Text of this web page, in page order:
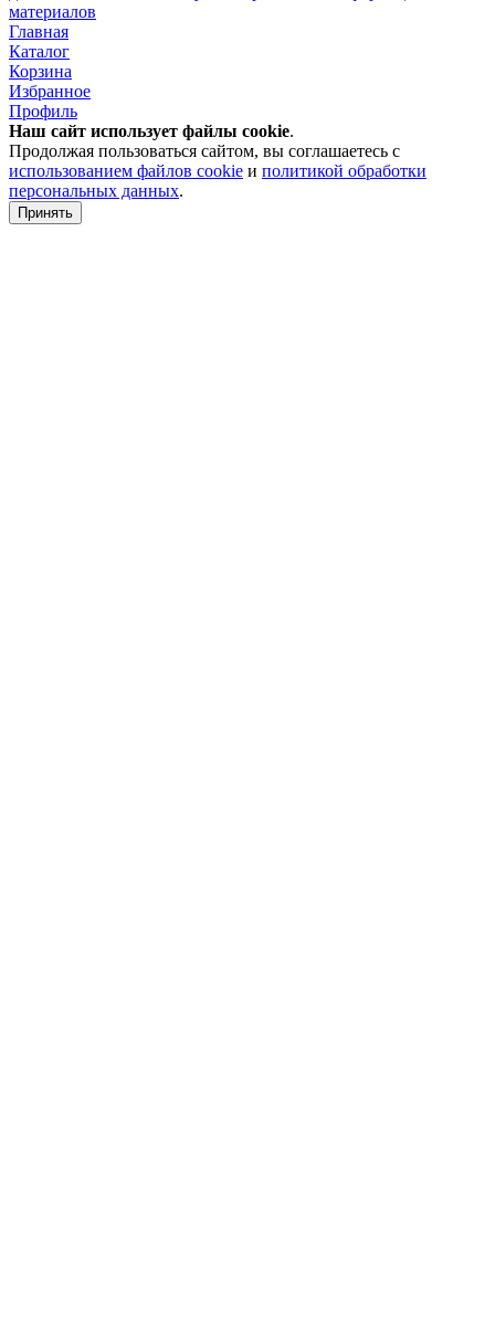
материалов
Главная
Каталог
Корзина
Избранное
Профиль
Наш сайт использует файлы cookie.
Продолжая пользоваться сайтом, вы соглашаетесь с
использованием файлов cookie и политикой обработки
персональных данных.
Принять